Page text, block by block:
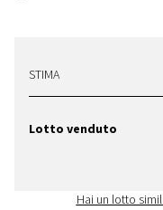
STIMA
Lotto venduto
Hai un lotto